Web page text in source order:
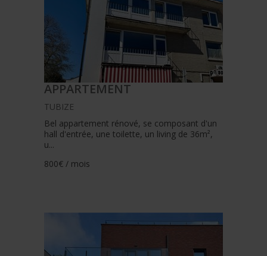
APPARTEMENT
TUBIZE
Bel appartement rénové, se composant d'un
hall d'entrée, une toilette, un living de 36m²,
u...
800€ / mois